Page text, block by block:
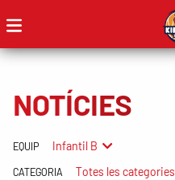
NOTÍCIES
EQUIP Infantil B
CATEGORIA Totes les categories